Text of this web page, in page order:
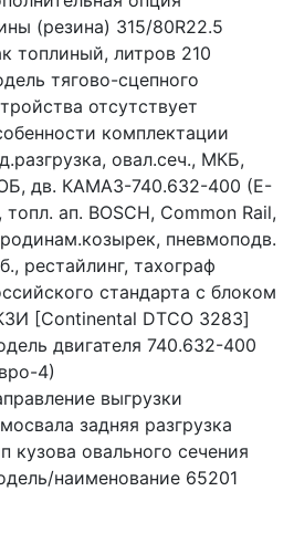
(резина) 315/80R22.5
топлиный, литров 210
тягово-сцепного
отсутствует
комплектации
овал.сеч., МКБ,
дв. КАМАЗ-740.632-400 (E-
топл. ап. BOSCH, Common Rail,
пневмоподв.
рестайлинг, тахограф
стандарта с блоком
[Continental DTCO 3283]
двигателя 740.632-400
4)
выгрузки
задняя разгрузка
кузова овального сечения
наименование 65201